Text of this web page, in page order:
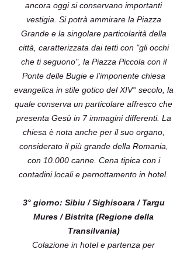
ancora oggi si conservano importanti
vestigia. Si potrà ammirare la Piazza
Grande e la singolare particolarità della
città, caratterizzata dai tetti con "gli occhi
che ti seguono", la Piazza Piccola con il
Ponte delle Bugie e l’imponente chiesa
evangelica in stile gotico del XIV° secolo, la
quale conserva un particolare affresco che
presenta Gesù in 7 immagini differenti. La
chiesa è nota anche per il suo organo,
considerato il più grande della Romania,
con 10.000 canne. Cena tipica con i
contadini locali e pernottamento in hotel.
3° giorno: Sibiu / Sighisoara / Targu
Mures / Bistrita (Regione della
Transilvania)
Colazione in hotel e partenza per